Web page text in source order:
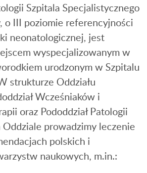
Szpitala Specjalistycznego
o III poziomie referencyjności
neonatologicznej, jest
wyspecjalizowanym w
urodzonym w Szpitalu
strukturze Oddziału
Wcześniaków i
oraz Pododdział Patologii
prowadzimy leczenie
polskich i
naukowych, m.in.: